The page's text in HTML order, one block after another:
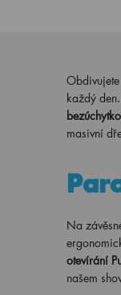
každý
masivní
Na
otevírání
našem